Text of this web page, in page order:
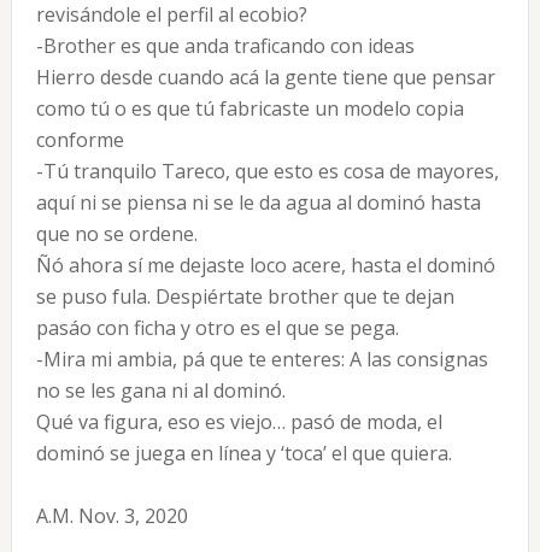
revisándole el perfil al ecobio?
-Brother es que anda traficando con ideas
Hierro desde cuando acá la gente tiene que pensar
como tú o es que tú fabricaste un modelo copia
conforme
-Tú tranquilo Tareco, que esto es cosa de mayores,
aquí ni se piensa ni se le da agua al dominó hasta
que no se ordene.
Ñó ahora sí me dejaste loco acere, hasta el dominó
se puso fula. Despiértate brother que te dejan
pasáo con ficha y otro es el que se pega.
-Mira mi ambia, pá que te enteres: A las consignas
no se les gana ni al dominó.
Qué va figura, eso es viejo… pasó de moda, el
dominó se juega en línea y ‘toca’ el que quiera.
A.M. Nov. 3, 2020